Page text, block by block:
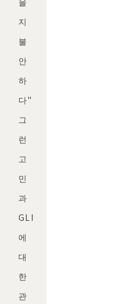
지
불
안
하
다"
그
런
고
민
과
GLI
에
대
한
관